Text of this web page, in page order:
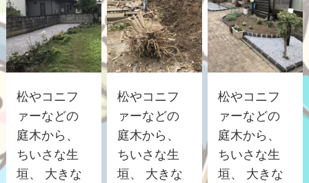
松やコニフ
ァーなどの
庭木から、
ちいさな生
垣、 大きな
松やコニフ
ァーなどの
庭木から、
ちいさな生
垣、 大きな
松やコニフ
ァーなどの
庭木から、
ちいさな生
垣、 大きな